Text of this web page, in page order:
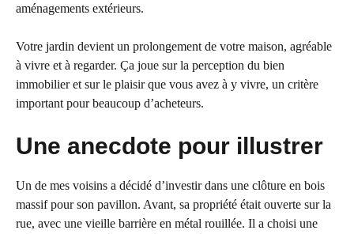
aménagements extérieurs.
Votre jardin devient un prolongement de votre maison, agréable
à vivre et à regarder. Ça joue sur la perception du bien
immobilier et sur le plaisir que vous avez à y vivre, un critère
important pour beaucoup d’acheteurs.
Une anecdote pour illustrer
Un de mes voisins a décidé d’investir dans une clôture en bois
massif pour son pavillon. Avant, sa propriété était ouverte sur la
rue, avec une vieille barrière en métal rouillée. Il a choisi une